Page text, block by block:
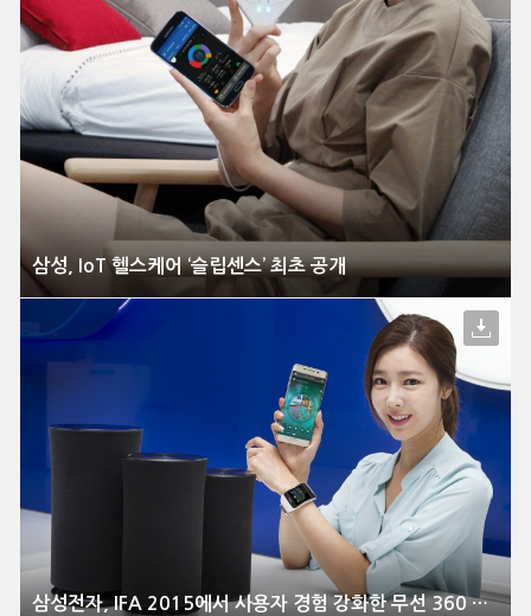
삼성, IoT 헬스케어 ‘슬립센스’ 최초 공개
삼성전자, IFA 2015에서 사용자 경험 강화한 무선 360 오디오 신모델 공개